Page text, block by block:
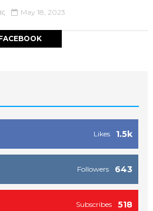
May 18, 2023
1.5k
Likes
643
Followers
518
Subscribes